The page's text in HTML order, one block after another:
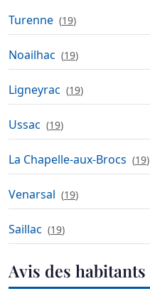
Turenne (19)
Noailhac (19)
Ligneyrac (19)
Ussac (19)
La Chapelle-aux-Brocs (19)
Venarsal (19)
Saillac (19)
Avis des habitants